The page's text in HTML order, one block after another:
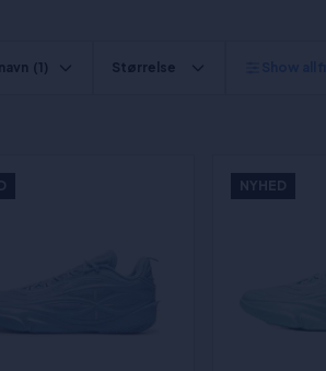
NYHED
(1) Størrelse